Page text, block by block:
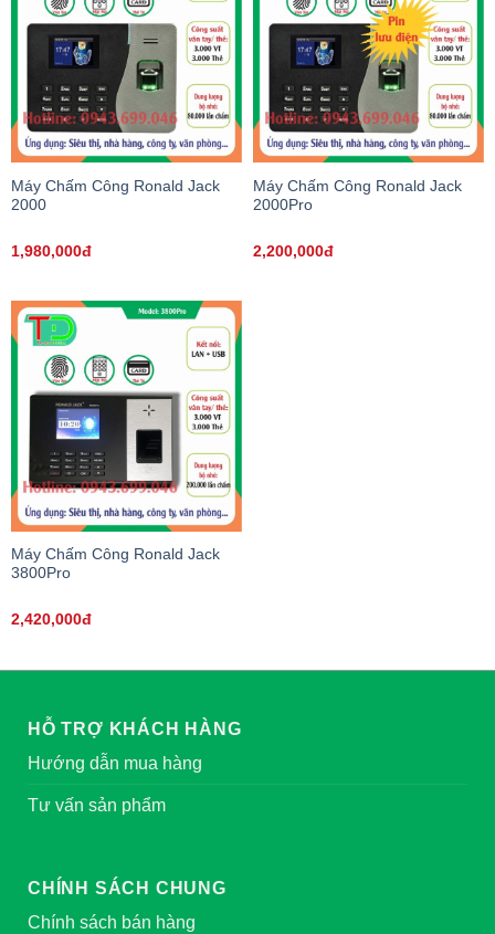
Máy Chấm Công Ronald Jack
2000
1,980,000đ
Máy Chấm Công Ronald Jack
2000Pro
2,200,000đ
Máy Chấm Công Ronald Jack
3800Pro
2,420,000đ
HỖ TRỢ KHÁCH HÀNG
Hướng dẫn mua hàng
Tư vấn sản phẩm
CHÍNH SÁCH CHUNG
Chính sách bán hàng